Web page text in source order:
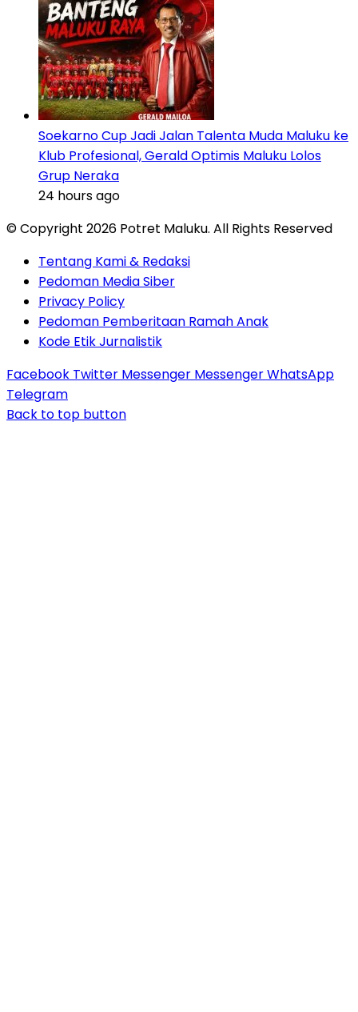
Soekarno Cup Jadi Jalan Talenta Muda Maluku ke
Klub Profesional, Gerald Optimis Maluku Lolos
Grup Neraka
24 hours ago
© Copyright 2026 Potret Maluku. All Rights Reserved
Tentang Kami & Redaksi
Pedoman Media Siber
Privacy Policy
Pedoman Pemberitaan Ramah Anak
Kode Etik Jurnalistik
Facebook Twitter Messenger MessengerWhatsApp
Telegram
Back to top button